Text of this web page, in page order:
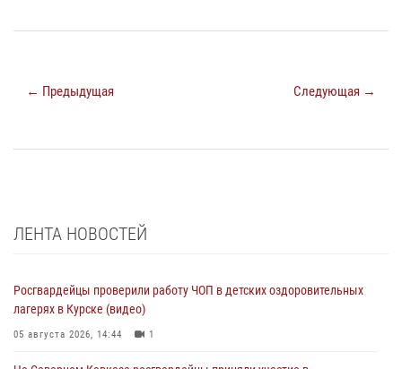
← Предыдущая Следующая →
ЛЕНТА НОВОСТЕЙ
Росгвардейцы проверили работу ЧОП в детских оздоровительных
лагерях в Курске (видео)
05 августа 2026, 14:44 1